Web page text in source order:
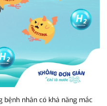
nhân có khả năng mắc